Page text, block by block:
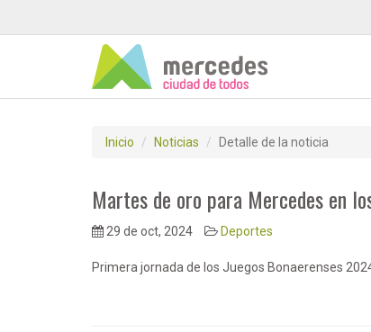
Inicio Noticias Detalle de la noticia
Martes de oro para Mercedes en
29 de oct, 2024 Deportes
Primera jornada de los Juegos Bonaerenses